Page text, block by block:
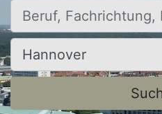
Beruf, Fachrichtung, Firma
Ort, Stadt